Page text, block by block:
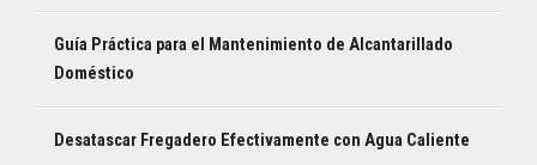
Guía Práctica para el Mantenimiento de Alcantarillado
Doméstico
Desatascar Fregadero Efectivamente con Agua Caliente